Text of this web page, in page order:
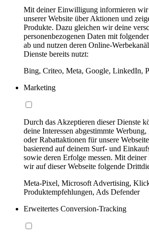
Mit deiner Einwilligung informieren wir
unserer Website über Aktionen und
Produkte. Dazu gleichen wir deine
personenbezogenen Daten mit
ab und nutzen deren Online-
Dienste bereits nutzt:
Bing, Criteo, Meta, Google, LinkedIn,
Marketing
Durch das Akzeptieren dieser Dienste
deine Interessen abgestimmte
oder Rabattaktionen für unsere
basierend auf deinem Surf- und
sowie deren Erfolge messen. Mit
wir auf dieser Webseite folgende
Meta-Pixel, Microsoft Advertising,
Produktempfehlungen, Ads Defender
Erweitertes Conversion-Tracking